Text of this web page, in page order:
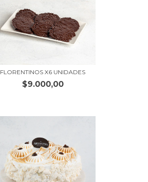
FLORENTINOS X6 UNIDADES
$9.000,00